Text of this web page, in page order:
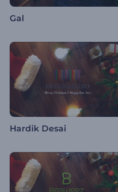
Gal
Hardik Desai